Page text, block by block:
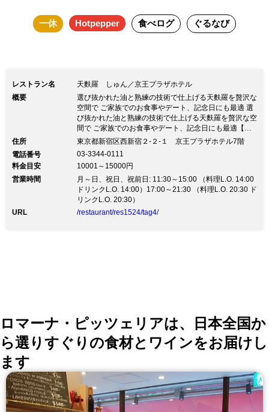
一休 Hotpepper 食べログ ぐるなび
レストラン名
天麩羅 しゅん／京王プラザホテル
概要
選び抜かれた油と熟練の技術で仕上げる天麩羅を贅沢な
空間で ご家族でのお食事やデート、記念日にも最適 選
び抜かれた油と熟練の技術で仕上げる天麩羅を贅沢な空
間で ご家族でのお食事やデート、記念日にも最適【都
庁前駅徒歩1分】厳選された食材を使用し職人が丁寧に
麩羅9種とお造り等が付いた料理長おすすめコース『あ
かぎ』13,000円（税込） ☆8種の天麩羅とかき揚げ小天
丼、デザートなどが揃う『つくば』10,000円（税込）
ほか ◆ランチ ☆旬の食材が盛りだくさんのお得な平日
限定ランチコース『しなの』3,800円（税込） ☆こだわ
りの天麩羅やかき揚げ小天丼が味わえる『ひたち』
住所
東京都新宿区西新宿２-２-１ 京王プラザホテル7階
電話番号
03-3344-0111
料金目安
10001～15000円
営業時間
月～日、祝日、祝前日: 11:30～15:00 （料理L.O. 14:00
ドリンクL.O. 14:00）17:00～21:30 （料理L.O. 20:30 ド
リンクL.O. 20:30）
URL
/restaurant/res1524/tag4/
ロマーナ・ピッツェリアは、日本全国か
ら選りすぐりの食材とワインをお届けし
ます